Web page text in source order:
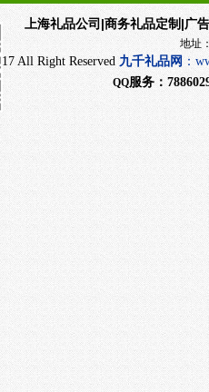
品公司 |商务礼品定制|广
址：上海市闵行
All Right Reserved 九千礼品网 ：
QQ服务：